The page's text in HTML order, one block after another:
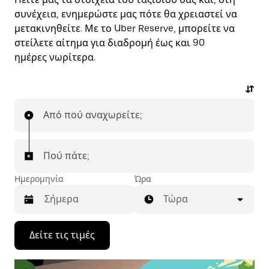
συνέχεια, ενημερώστε μας πότε θα χρειαστεί να
μετακινηθείτε. Με το Uber Reserve, μπορείτε να
στείλετε αίτημα για διαδρομή έως και 90
ημέρες νωρίτερα.
Από πού αναχωρείτε;
Πού πάτε;
Ημερομηνία
Πατήστε
πλήκτρο
με
Ώρα
Τώρα
Δείτε τις τιμές